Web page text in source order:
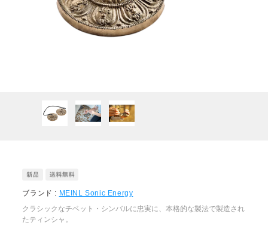
ブランド : MEINL Sonic Energy
クラシックなチベット・シンバルに忠実に、本格的な製法で製造され
たティンシャ。